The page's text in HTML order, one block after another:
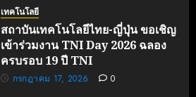
เทคโนโลยี
สถาบันเทคโนโลยีไทย-ญี่ปุ่น ขอเชิญ
เข้าร่วมงาน TNI Day 2026 ฉลอง
ครบรอบ 19 ปี TNI
กรกฎาคม 17, 2026 0